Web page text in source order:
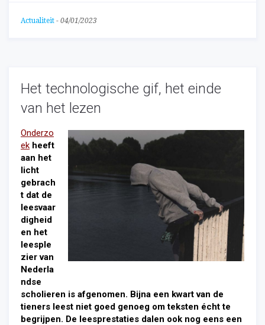
Actualiteit - 04/01/2023
Het technologische gif, het einde
van het lezen
Onderzo
ek heeft
aan het
licht
gebrach
t dat de
leesvaar
digheid
en het
leesple
zier van
Nederla
ndse
scholieren is afgenomen. Bijna een kwart van de
tieners leest niet goed genoeg om teksten écht te
begrijpen. De leesprestaties dalen ook nog eens een